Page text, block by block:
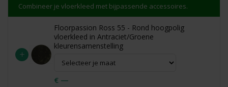
Combineer je vloerkleed met bijpassende accessoires.
+
Floorpassion Ross 55 - Rond hoogpolig
vloerkleed in Antraciet/Groene
kleurensamenstelling
€ —